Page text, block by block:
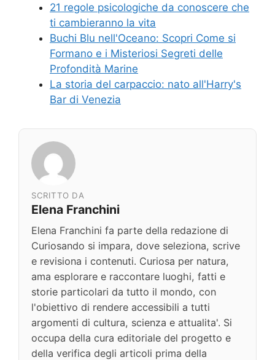
21 regole psicologiche da conoscere che
ti cambieranno la vita
Buchi Blu nell'Oceano: Scopri Come si
Formano e i Misteriosi Segreti delle
Profondità Marine
La storia del carpaccio: nato all'Harry's
Bar di Venezia
SCRITTO DA
Elena Franchini
Elena Franchini fa parte della redazione di
Curiosando si impara, dove seleziona, scrive
e revisiona i contenuti. Curiosa per natura,
ama esplorare e raccontare luoghi, fatti e
storie particolari da tutto il mondo, con
l'obiettivo di rendere accessibili a tutti
argomenti di cultura, scienza e attualita'. Si
occupa della cura editoriale del progetto e
della verifica degli articoli prima della